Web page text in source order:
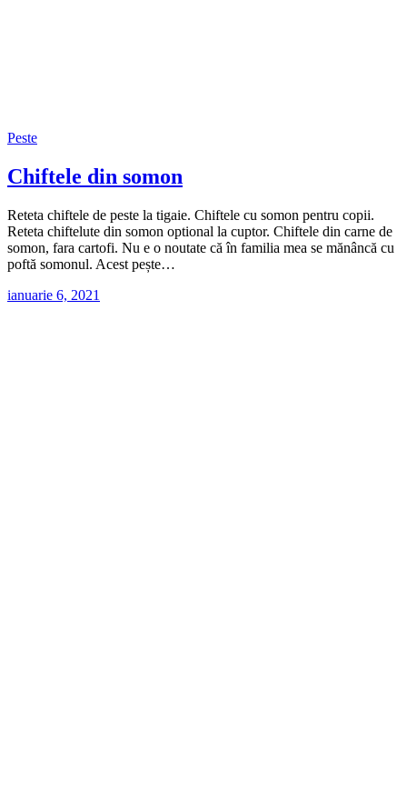
Peste
Chiftele din somon
Reteta chiftele de peste la tigaie. Chiftele cu somon pentru copii.
Reteta chiftelute din somon optional la cuptor. Chiftele din carne de
somon, fara cartofi. Nu e o noutate că în familia mea se mănâncă cu
poftă somonul. Acest pește…
ianuarie 6, 2021